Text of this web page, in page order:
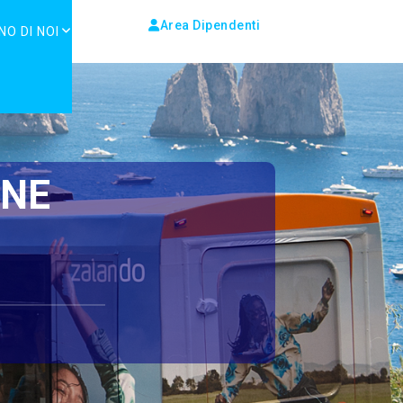
DI NOI Area Dipendenti